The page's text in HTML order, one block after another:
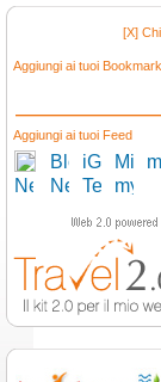
[X]
Aggiungi ai tuoi Bookmark
Aggiungi ai tuoi Feed
Come
io